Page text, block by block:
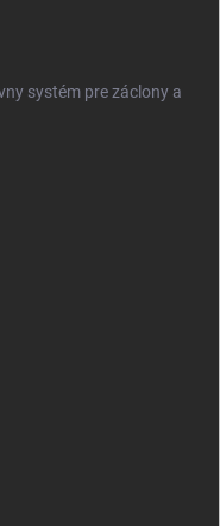
systém pre záclony a